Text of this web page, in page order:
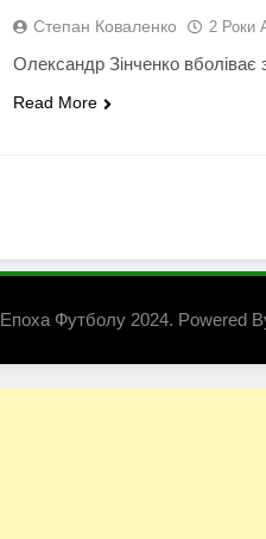
Степан Коваленко 2 Роки
Олександр Зінченко вболіває
Read More
Епоха Футболу 2024. Powered